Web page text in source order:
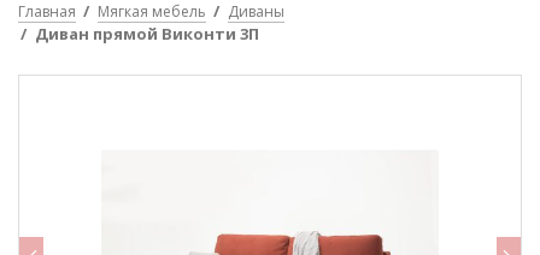
Главная Мягкая мебель Диваны
Диван прямой Виконти 3П